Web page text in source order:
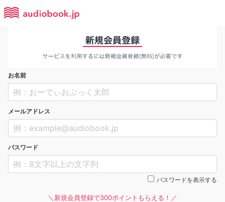
お名前
メールアドレス
パスワード
パスワードを表示する
＼新規会員登録で300ポイントもらえる！／